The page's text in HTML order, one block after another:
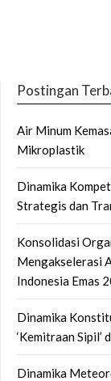
Postingan
Air Minum
Mikroplastik
Dinamika
Strategis dan
Konsolidasi
Mengakselerasi
Indonesia Emas
Dinamika
‘Kemitraan
Dinamika